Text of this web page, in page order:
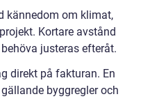
kännedom om klimat,
Kortare avstånd
justeras efteråt.
direkt på fakturan. En
byggregler och